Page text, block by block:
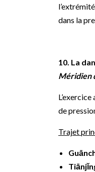
dans la
10. La
Méridien
de
Trajet